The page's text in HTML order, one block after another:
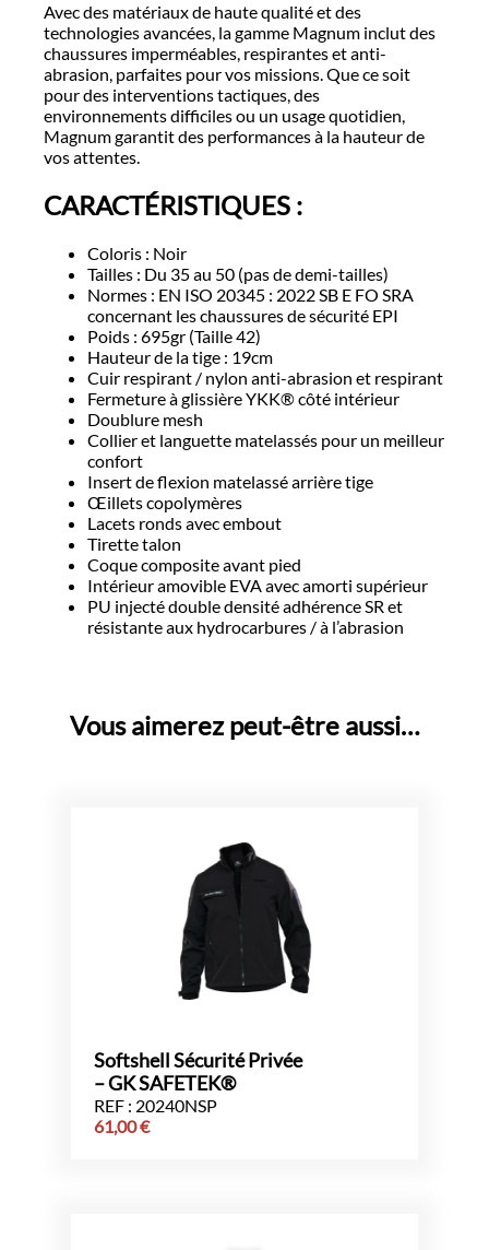
Avec des matériaux de haute qualité et des
technologies avancées, la gamme Magnum inclut des
chaussures imperméables, respirantes et anti-
abrasion, parfaites pour vos missions. Que ce soit
pour des interventions tactiques, des
environnements difficiles ou un usage quotidien,
Magnum garantit des performances à la hauteur de
vos attentes.
CARACTÉRISTIQUES :
Coloris : Noir
Tailles : Du 35 au 50 (pas de demi-tailles)
Normes : EN ISO 20345 : 2022 SB E FO SRA
concernant les chaussures de sécurité EPI
Poids : 695gr (Taille 42)
Hauteur de la tige : 19cm
Cuir respirant / nylon anti-abrasion et respirant
Fermeture à glissière YKK® côté intérieur
Doublure mesh
Collier et languette matelassés pour un meilleur
confort
Insert de flexion matelassé arrière tige
Œillets copolymères
Lacets ronds avec embout
Tirette talon
Coque composite avant pied
Intérieur amovible EVA avec amorti supérieur
PU injecté double densité adhérence SR et
résistante aux hydrocarbures / à l’abrasion
Vous aimerez peut-être aussi…
Softshell Sécurité Privée
– GK SAFETEK®️
REF : 20240NSP
61,00€